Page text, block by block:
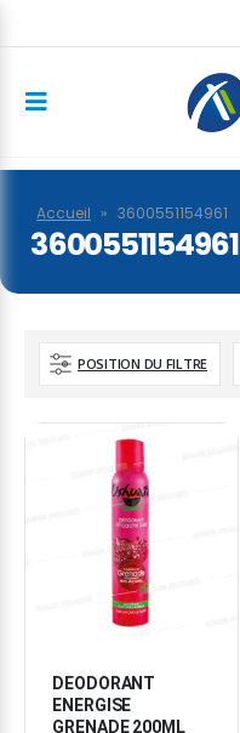
Accueil » 3600551154961
3600551154961
POSITION DU FILTRE
DEODORANT
ENERGISE
GRENADE 200ML